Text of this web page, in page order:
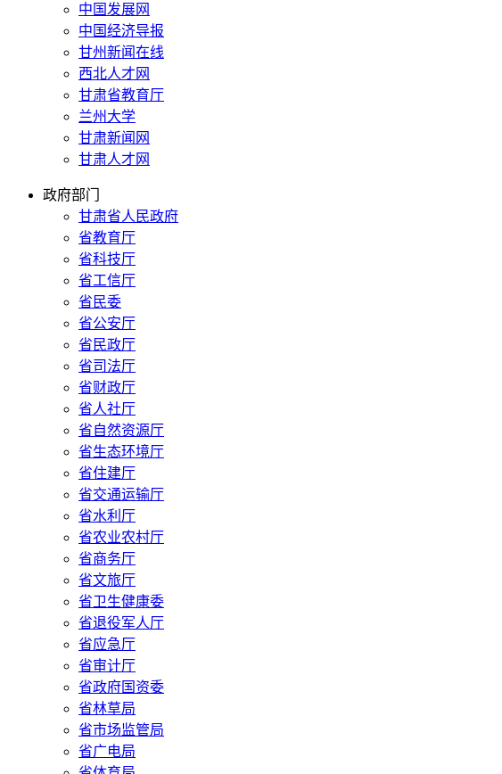
中国发展网
中国经济导报
甘州新闻在线
西北人才网
甘肃省教育厅
兰州大学
甘肃新闻网
甘肃人才网
政府部门
甘肃省人民政府
省教育厅
省科技厅
省工信厅
省民委
省公安厅
省民政厅
省司法厅
省财政厅
省人社厅
省自然资源厅
省生态环境厅
省住建厅
省交通运输厅
省水利厅
省农业农村厅
省商务厅
省文旅厅
省卫生健康委
省退役军人厅
省应急厅
省审计厅
省政府国资委
省林草局
省市场监管局
省广电局